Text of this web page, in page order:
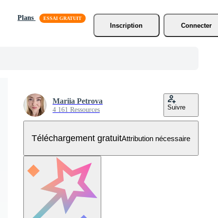
Plans
Inscription
Connecter
Mariia Petrova
4 161 Ressources Suivre
Téléchargement gratuitAttribution nécessaire